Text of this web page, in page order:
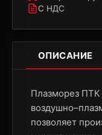
ОПИСАНИЕ
Плазморез ПТК
позволяет
С НДС